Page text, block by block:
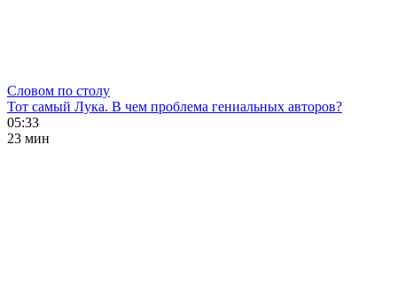
Словом по столу
Тот самый Лука. В чем проблема гениальных авторов?
05:33
23 мин